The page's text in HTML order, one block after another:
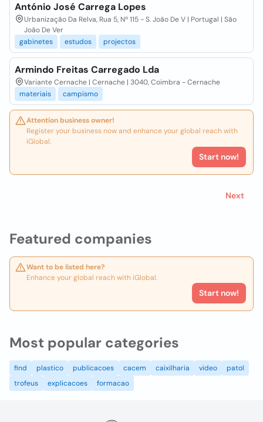
Featured companies
Want to be listed here?
Enhance your global reach with iGlobal.
Start now!
António José Carrega Lopes
Urbanização Da Relva, Rua 5, Nº 115 - S. João De V | Portugal | São
João De Ver
gabinetes
estudos projectos
Armindo Freitas Carregado Lda
Variante Cernache | Cernache | 3040, Coimbra - Cernache
materiais
campismo
Attention business owner!
Register your business now and enhance your global reach with
iGlobal.
Start now!
Next
Most popular categories
find plastico publicacoes cacem caixilharia video
patol
trofeus
explicacoes formacao